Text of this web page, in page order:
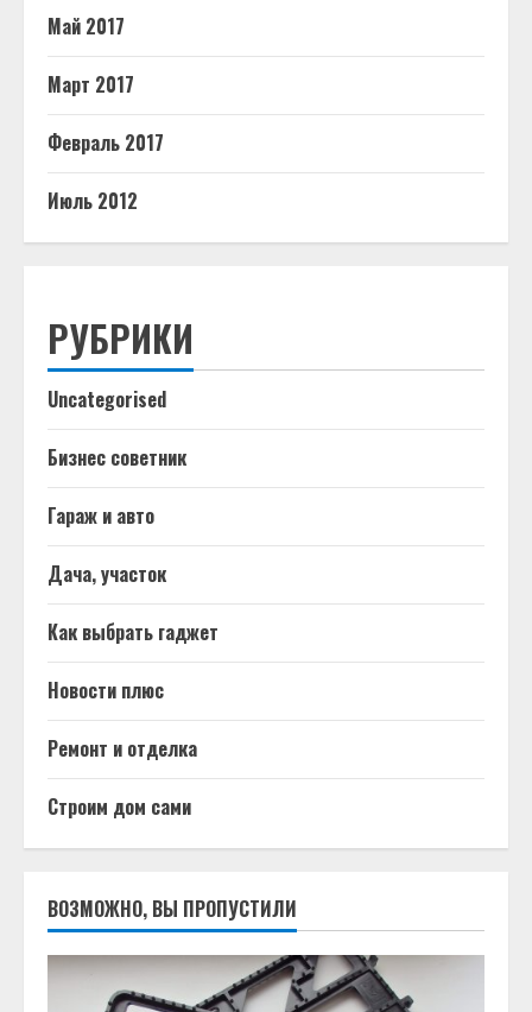
Май 2017
Март 2017
Февраль 2017
Июль 2012
РУБРИКИ
Uncategorised
Бизнес советник
Гараж и авто
Дача, участок
Как выбрать гаджет
Новости плюс
Ремонт и отделка
Строим дом сами
ВОЗМОЖНО, ВЫ ПРОПУСТИЛИ